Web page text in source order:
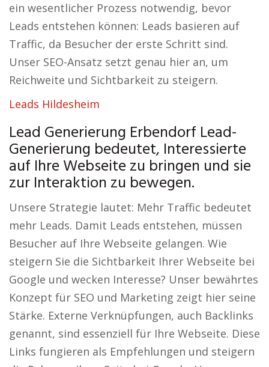
ein wesentlicher Prozess notwendig, bevor
Leads entstehen können: Leads basieren auf
Traffic, da Besucher der erste Schritt sind.
Unser SEO-Ansatz setzt genau hier an, um
Reichweite und Sichtbarkeit zu steigern.
Leads Hildesheim
Lead Generierung Erbendorf Lead-
Generierung bedeutet, Interessierte
auf Ihre Webseite zu bringen und sie
zur Interaktion zu bewegen.
Unsere Strategie lautet: Mehr Traffic bedeutet
mehr Leads. Damit Leads entstehen, müssen
Besucher auf Ihre Webseite gelangen. Wie
steigern Sie die Sichtbarkeit Ihrer Webseite bei
Google und wecken Interesse? Unser bewährtes
Konzept für SEO und Marketing zeigt hier seine
Stärke. Externe Verknüpfungen, auch Backlinks
genannt, sind essenziell für Ihre Webseite. Diese
Links fungieren als Empfehlungen und steigern